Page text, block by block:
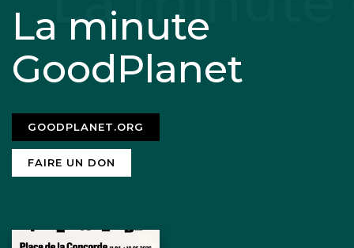
La minute
GoodPlanet
GOODPLANET.ORG
FAIRE UN DON